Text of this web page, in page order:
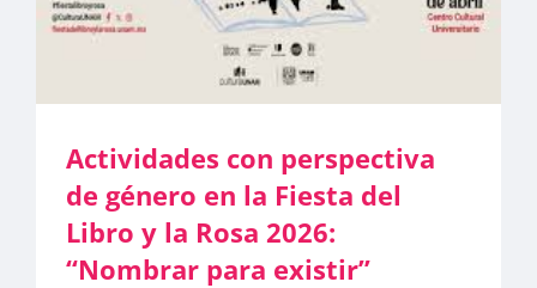
Actividades con perspectiva
de género en la Fiesta del
Libro y la Rosa 2026:
“Nombrar para existir”